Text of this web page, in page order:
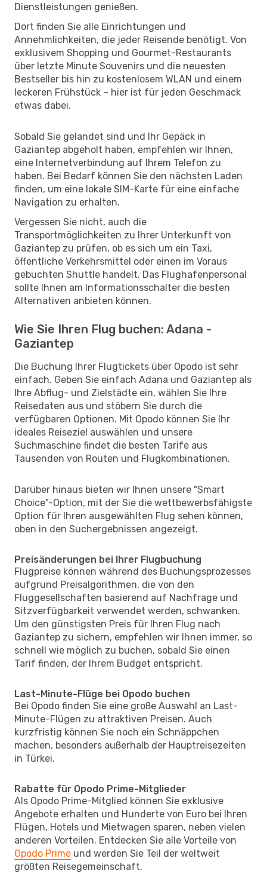
Dienstleistungen genießen.
Dort finden Sie alle Einrichtungen und
Annehmlichkeiten, die jeder Reisende benötigt. Von
exklusivem Shopping und Gourmet-Restaurants
über letzte Minute Souvenirs und die neuesten
Bestseller bis hin zu kostenlosem WLAN und einem
leckeren Frühstück – hier ist für jeden Geschmack
etwas dabei.
Sobald Sie gelandet sind und Ihr Gepäck in
Gaziantep abgeholt haben, empfehlen wir Ihnen,
eine Internetverbindung auf Ihrem Telefon zu
haben. Bei Bedarf können Sie den nächsten Laden
finden, um eine lokale SIM-Karte für eine einfache
Navigation zu erhalten.
Vergessen Sie nicht, auch die
Transportmöglichkeiten zu Ihrer Unterkunft von
Gaziantep zu prüfen, ob es sich um ein Taxi,
öffentliche Verkehrsmittel oder einen im Voraus
gebuchten Shuttle handelt. Das Flughafenpersonal
sollte Ihnen am Informationsschalter die besten
Alternativen anbieten können.
Wie Sie Ihren Flug buchen: Adana -
Gaziantep
Die Buchung Ihrer Flugtickets über Opodo ist sehr
einfach. Geben Sie einfach Adana und Gaziantep als
Ihre Abflug- und Zielstädte ein, wählen Sie Ihre
Reisedaten aus und stöbern Sie durch die
verfügbaren Optionen. Mit Opodo können Sie Ihr
ideales Reiseziel auswählen und unsere
Suchmaschine findet die besten Tarife aus
Tausenden von Routen und Flugkombinationen.
Darüber hinaus bieten wir Ihnen unsere "Smart
Choice"-Option, mit der Sie die wettbewerbsfähigste
Option für Ihren ausgewählten Flug sehen können,
oben in den Suchergebnissen angezeigt.
Preisänderungen bei Ihrer Flugbuchung
Flugpreise können während des Buchungsprozesses
aufgrund Preisalgorithmen, die von den
Fluggesellschaften basierend auf Nachfrage und
Sitzverfügbarkeit verwendet werden, schwanken.
Um den günstigsten Preis für Ihren Flug nach
Gaziantep zu sichern, empfehlen wir Ihnen immer, so
schnell wie möglich zu buchen, sobald Sie einen
Tarif finden, der Ihrem Budget entspricht.
Last-Minute-Flüge bei Opodo buchen
Bei Opodo finden Sie eine große Auswahl an Last-
Minute-Flügen zu attraktiven Preisen. Auch
kurzfristig können Sie noch ein Schnäppchen
machen, besonders außerhalb der Hauptreisezeiten
in Türkei.
Rabatte für Opodo Prime-Mitglieder
Als Opodo Prime-Mitglied können Sie exklusive
Angebote erhalten und Hunderte von Euro bei Ihren
Flügen, Hotels und Mietwagen sparen, neben vielen
anderen Vorteilen. Entdecken Sie alle Vorteile von
Opodo Prime und werden Sie Teil der weltweit
größten Reisegemeinschaft.